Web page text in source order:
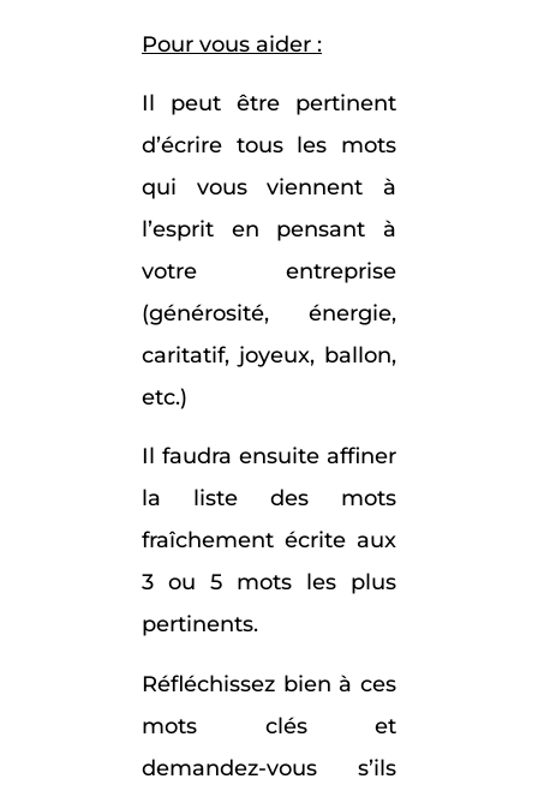
Pour vous aider :
Il peut être pertinent
d’écrire tous les mots
qui vous viennent à
l’esprit en pensant à
votre entreprise
(générosité, énergie,
caritatif, joyeux, ballon,
etc.)
Il faudra ensuite affiner
la liste des mots
fraîchement écrite aux
3 ou 5 mots les plus
pertinents.
Réfléchissez bien à ces
mots clés et
demandez-vous s’ils